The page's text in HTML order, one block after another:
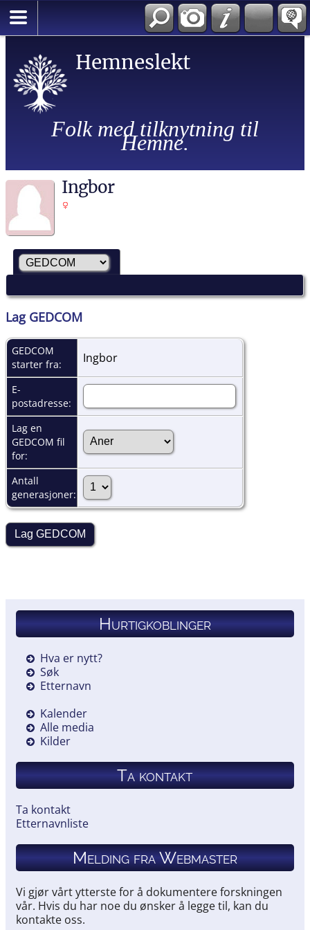
Hemneslekt
Folk med tilknytning til
Hemne.
Ingbor
Lag GEDCOM
GEDCOM
starter fra:
Ingbor
E-
postadresse:
Lag en
GEDCOM fil
for:
Antall
generasjoner:
Hurtigkoblinger
Hva er nytt?
Søk
Etternavn
Kalender
Alle media
Kilder
Ta kontakt
Ta kontakt
Etternavnliste
Melding fra Webmaster
Vi gjør vårt ytterste for å dokumentere forskningen
vår. Hvis du har noe du ønsker å legge til, kan du
kontakte oss.